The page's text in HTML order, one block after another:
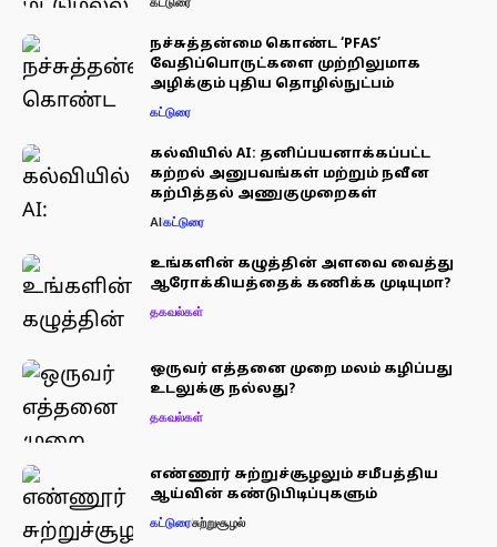
நச்சுத்தன்மை கொண்ட ‘PFAS’
வேதிப்பொருட்களை முற்றிலுமாக
அழிக்கும் புதிய தொழில்நுட்பம்
கட்டுரை
கல்வியில் AI: தனிப்பயனாக்கப்பட்ட
கற்றல் அனுபவங்கள் மற்றும் நவீன
கற்பித்தல் அணுகுமுறைகள்
AIகட்டுரை
உங்களின் கழுத்தின் அளவை வைத்து
ஆரோக்கியத்தைக் கணிக்க முடியுமா?
தகவல்கள்
ஒருவர் எத்தனை முறை மலம் கழிப்பது
உடலுக்கு நல்லது?
தகவல்கள்
எண்ணூர் சுற்றுச்சூழலும் சமீபத்திய
ஆய்வின் கண்டுபிடிப்புகளும்
கட்டுரைசுற்றுசூழல்